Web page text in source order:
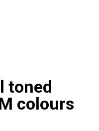
toned
colours